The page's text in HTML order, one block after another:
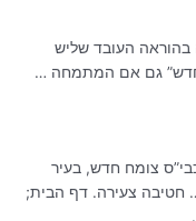
העובד שליש
חדש” גם אם המתמחה …
הוקם בשנת תשנ”ט (1998), כבי”ס צומח חדש, בעיר
חטיבה צעירה. דף הבית;